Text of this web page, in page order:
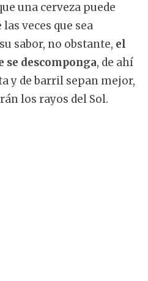
una cerveza puede
veces que sea
sabor, no obstante, el
se descomponga, de ahí
y de barril sepan mejor,
los rayos del Sol.